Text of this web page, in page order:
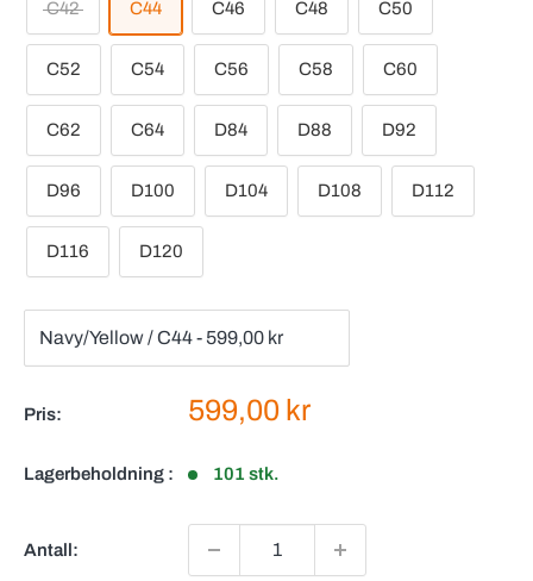
C42 C44 C46 C48 C50
C52 C54 C56 C58 C60
C62 C64 D84 D88 D92
D96 D100 D104 D108 D112
D116 D120
Pris: Salgspris
599,00 kr
Lagerbeholdning : 101 stk.
Antall: